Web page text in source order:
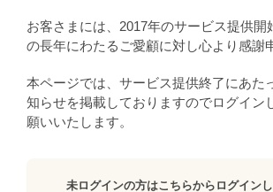
お客さまには、2017年のサービス提供開
の長年にわたるご愛顧に対し心より感謝
本ページでは、サービス提供終了にあた
知らせを掲載しておりますのでログイン
願いいたします。
未ログインの方はこちらからログイン